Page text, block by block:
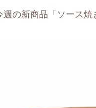
週の新商品「ソース